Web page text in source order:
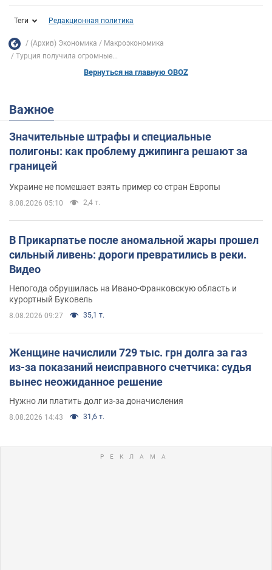
Теги Редакционная политика
(Архив) Экономика
Mакроэкономика
Турция получила огромные...
Вернуться на главную OBOZ
Важное
Значительные штрафы и специальные
полигоны: как проблему джипинга решают за
границей
Украине не помешает взять пример со стран Европы
8.08.2026 05:10 2,4 т.
В Прикарпатье после аномальной жары прошел
сильный ливень: дороги превратились в реки.
Видео
Непогода обрушилась на Ивано-Франковскую область и
курортный Буковель
8.08.2026 09:27 35,1 т.
Женщине начислили 729 тыс. грн долга за газ
из-за показаний неисправного счетчика: судья
вынес неожиданное решение
Нужно ли платить долг из-за доначисления
8.08.2026 14:43 31,6 т.